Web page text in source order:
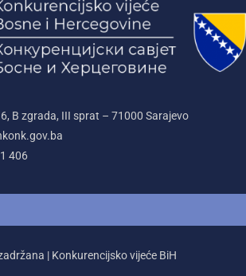
B zgrada, III sprat – 71000‌ Sarajevo
406
| Konkurencijsko vijeće BiH